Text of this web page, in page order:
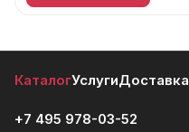
КаталогУслугиДоставка
+7 495 978-03-52